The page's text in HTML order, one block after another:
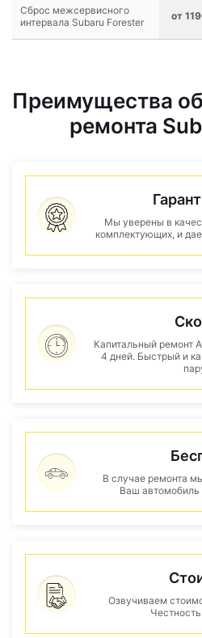
Сброс межсервисного
интервала Subaru Forester
от
Преимущества
ремонта
Мы уверены в
комплектующих, и
Капитальный ремонт
4 дней. Быстрый и
В случае ремонта
Ваш
Озвучиваем